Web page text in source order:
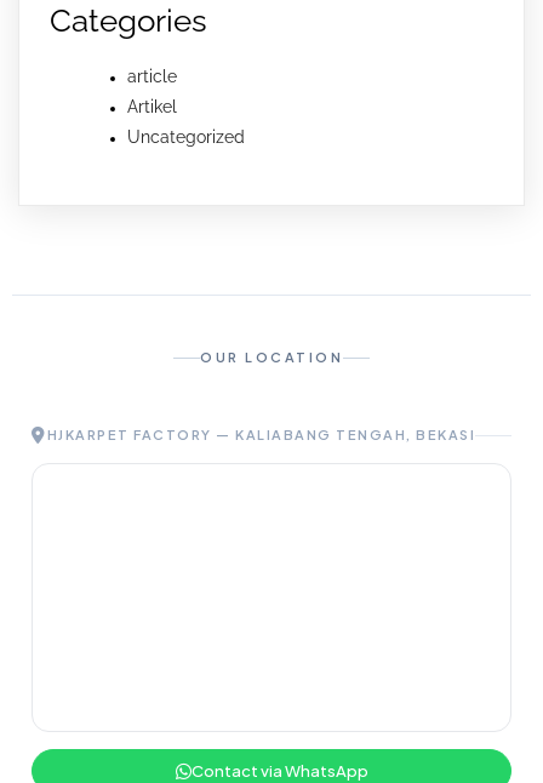
Categories
article
Artikel
Uncategorized
OUR LOCATION
HJKARPET FACTORY — KALIABANG TENGAH, BEKASI
Contact via WhatsApp